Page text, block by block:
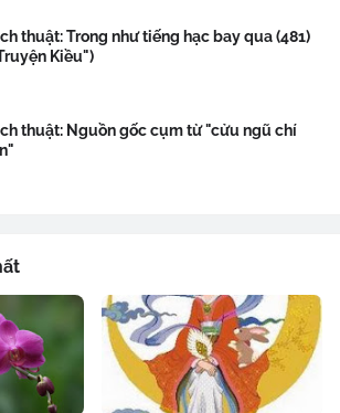
thuật: Trong như tiếng hạc bay qua (481)
Kiều")
thuật: Nguồn gốc cụm từ "cửu ngũ chí